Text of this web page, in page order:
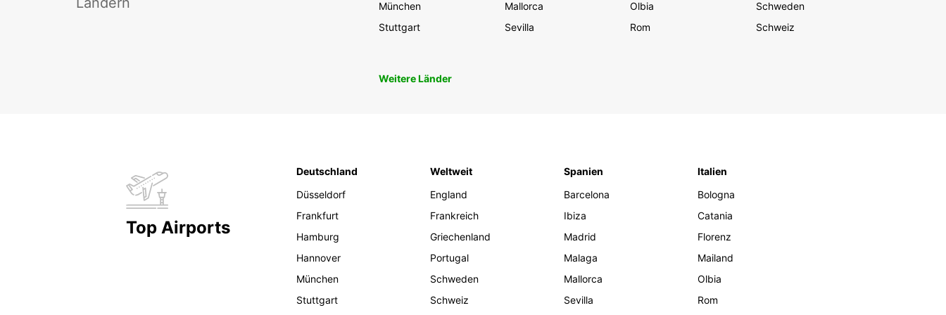
München
Stuttgart
Mallorca
Sevilla
Olbia
Rom
Schweden
Schweiz
Weitere Länder
Top Airports
Deutschland
Düsseldorf
Frankfurt
Hamburg
Hannover
München
Stuttgart
Weltweit
England
Frankreich
Griechenland
Portugal
Schweden
Schweiz
Spanien
Barcelona
Ibiza
Madrid
Malaga
Mallorca
Sevilla
Italien
Bologna
Catania
Florenz
Mailand
Olbia
Rom